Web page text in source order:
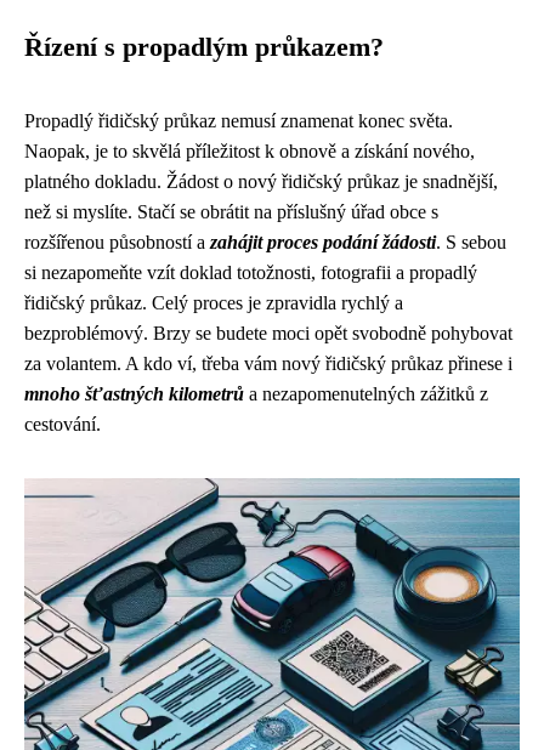
Řízení s propadlým průkazem?
Propadlý řidičský průkaz nemusí znamenat konec světa.
Naopak, je to skvělá příležitost k obnově a získání nového,
platného dokladu. Žádost o nový řidičský průkaz je snadnější,
než si myslíte. Stačí se obrátit na příslušný úřad obce s
rozšířenou působností a zahájit proces podání žádosti. S sebou
si nezapomeňte vzít doklad totožnosti, fotografii a propadlý
řidičský průkaz. Celý proces je zpravidla rychlý a
bezproblémový. Brzy se budete moci opět svobodně pohybovat
za volantem. A kdo ví, třeba vám nový řidičský průkaz přinese i
mnoho šťastných kilometrů a nezapomenutelných zážitků z
cestování.